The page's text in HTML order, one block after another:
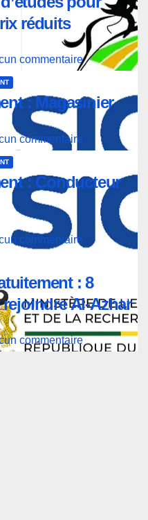
réduits
commentaire
: Magasinier
commentaire
: Conducteur
commentaire
: 8
Al-Azhar
commentaire